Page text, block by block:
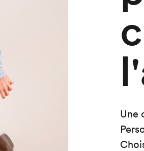
Une